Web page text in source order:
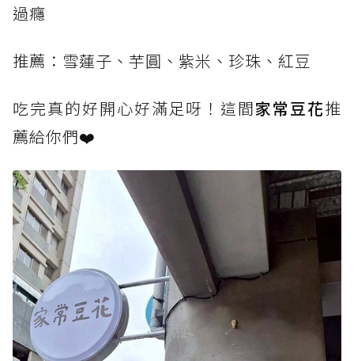
過癮
推薦：雪蓮子、芋圓、紫米、珍珠、紅豆
吃完真的好開心好滿足呀！這間家常豆花推
薦給你們❤️